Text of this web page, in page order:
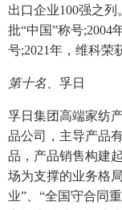
出口企业100强之
批“中国”称号;2004
号;2021年，维科荣
第十名、 孚日
孚日集团高端家纺
品公司，主导产品
品，产品销售构建
场为支撑的业务格
业”、“全国守合同